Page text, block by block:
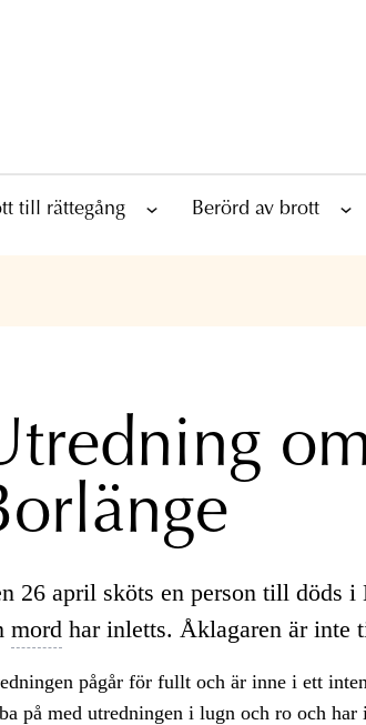
till rättegång Berörd av brott
26 april sköts en person till döds i
mord har inletts. Åklagaren är inte
pågår för fullt och är inne i ett
på med utredningen i lugn och ro och